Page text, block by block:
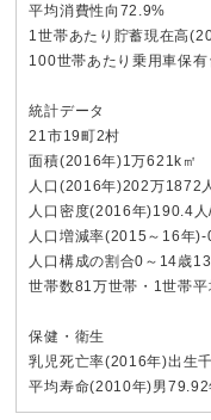
平均消費性向72.9%
1世帯あたり貯蓄現在高
100世帯あたり乗用車保
統計データ
21市19町2村
面積(2016年)1万621k㎡
人口(2016年)202万1872
人口密度(2016年)190.4人
人口増減率(2015～16年)-
人口構成の割合0～14歳
世帯数81万世帯・1世帯平
保健・衛生
乳児死亡率(2016年)出生
平均寿命(2010年)男